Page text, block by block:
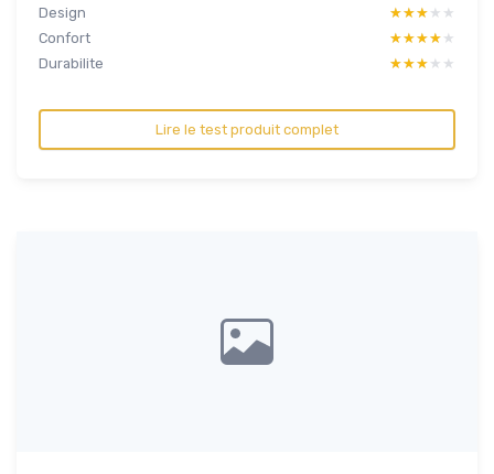
Design
★★★★★
★★★★★
Confort
★★★★★
★★★★★
Durabilite
★★★★★
★★★★★
Lire le test produit complet